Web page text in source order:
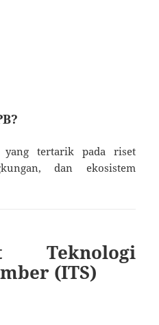
yang tertarik pada riset
dan ekosistem
(ITS)